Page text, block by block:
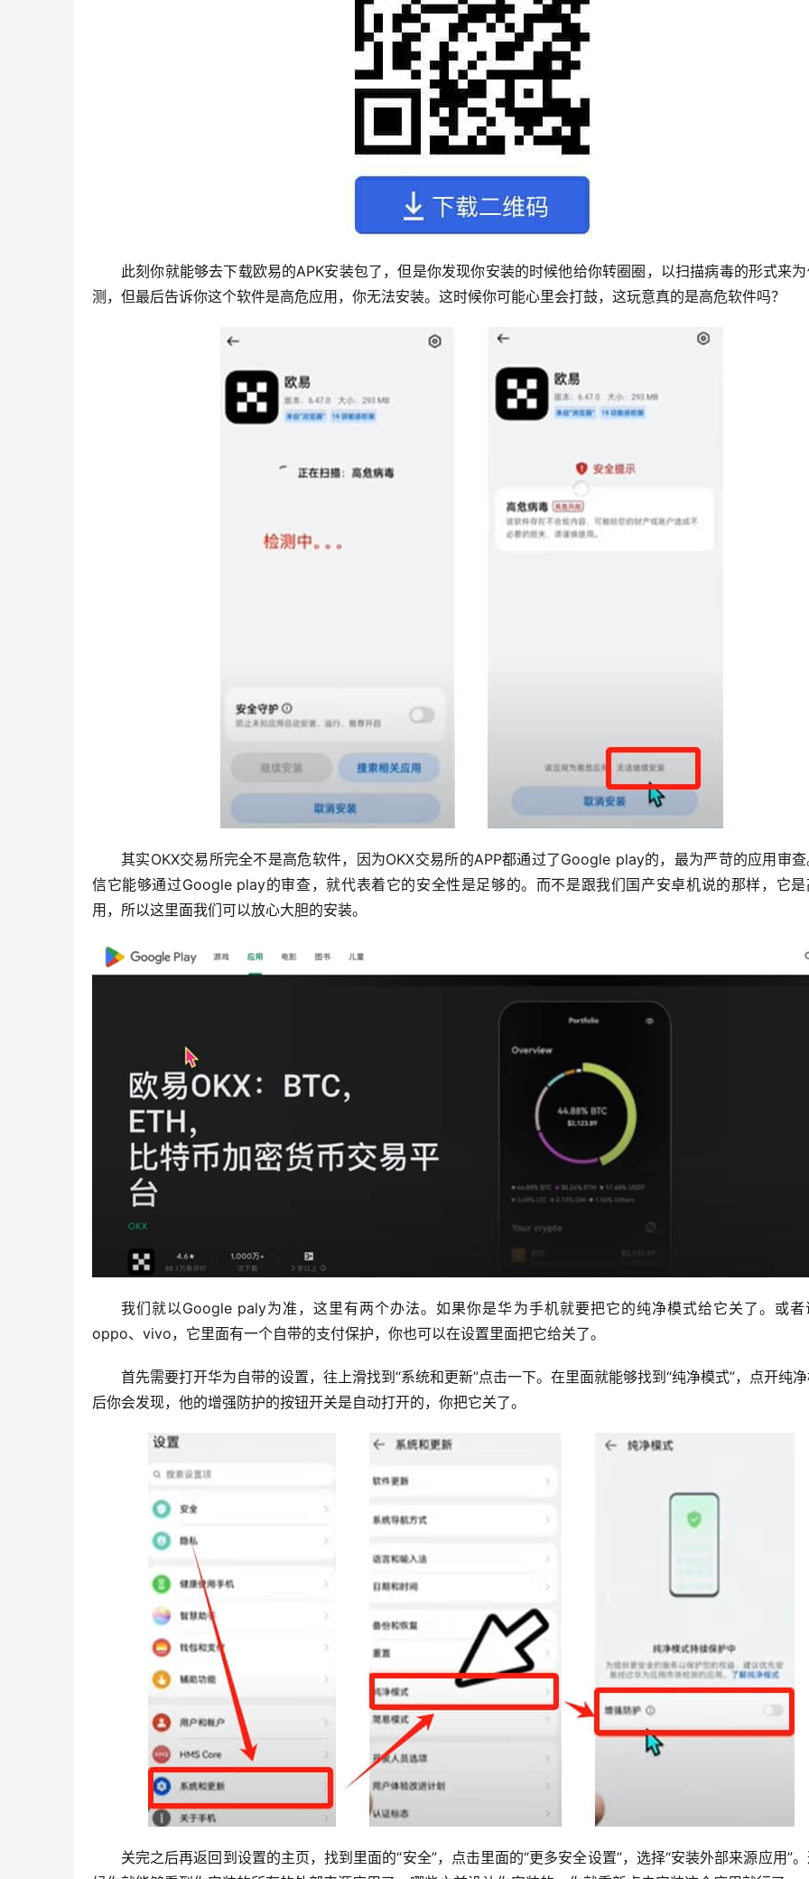
此刻你就能够去下载欧易的APK安装包了，但是你发现你安装的时候他给你转圈圈，以扫描病毒的形式来
测，但最后告诉你这个软件是高危应用，你无法安装。这时候你可能心里会打鼓，这玩意真的是高危软件吗？
其实OKX交易所完全不是高危软件，因为OKX交易所的APP都通过了Google play的，最为严苛的应用审
信它能够通过Google play的审查，就代表着它的安全性是足够的。而不是跟我们国产安卓机说的那样，它
用，所以这里面我们可以放心大胆的安装。
我们就以Google paly为准，这里有两个办法。如果你是华为手机就要把它的纯净模式给它关了。或者
oppo、vivo，它里面有一个自带的支付保护，你也可以在设置里面把它给关了。
首先需要打开华为自带的设置，往上滑找到“系统和更新”点击一下。在里面就能够找到“纯净模式”，点开纯
后你会发现，他的增强防护的按钮开关是自动打开的，你把它关了。
关完之后再返回到设置的主页，找到里面的“安全”，点击里面的“更多安全设置”，选择“安装外部来源应用”